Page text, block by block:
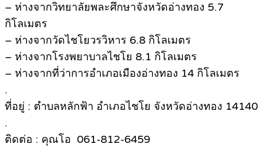
– ห่างจากวิทยาลัยพละศึกษาจังหวัดอ่างทอง 5.7
กิโลเมตร
– ห่างจากวัดไชโยวรวิหาร 6.8 กิโลเมตร
– ห่างจากโรงพยาบาลไชโย 8.1 กิโลเมตร
– ห่างจากที่ว่าการอำเภอเมืองอ่างทอง 14 กิโลเมตร
.
ที่อยู่ : ตำบลหลักฟ้า อำเภอไชโย จังหวัดอ่างทอง 14140
.
ติดต่อ : คุณโอ 061-812-6459​